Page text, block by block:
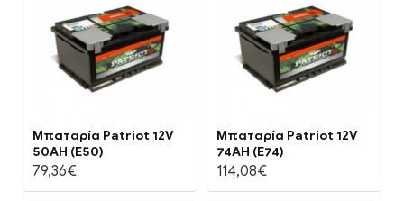
Μπαταρία Patriot 12V
50AH (E50)
79,36€
Μπαταρία Patriot 12V
74AH (E74)
114,08€